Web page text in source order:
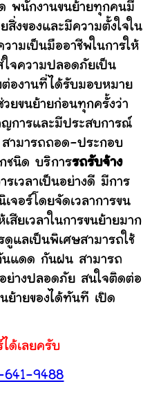
พนักงานขนย้ายทุกคนมี
สิ่งของและมีความตั้งใจใน
ามเป็นมืออาชีพในการให้
ใจความปลอดภัยเป็น
องานที่ได้รับมอบหมาย
ยขนย้ายก่อนทุกครั้งว่า
ญการและมีประสบการณ์
สามารถถอด-ประกอบ
ชนิด บริการรถรับจ้าง
เวลาเป็นอย่างดี มีการ
จอร์โดยจัดเวลาการขน
สียเวลาในการขนย้ายมาก
แลเป็นพิเศษสามารถใช้
นแดด กันฝน สามารถ
ย่างปลอดภัย สนใจติดต่อ
ย้ายของได้ทันที เปิด
ด้เลยครับ
9488